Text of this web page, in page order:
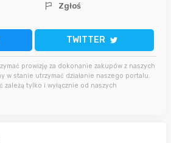
Zgłoś
TWITTER
prowizję za dokonanie zakupów z naszych
w stanie utrzymać działanie naszego portalu.
zależą tylko i wyłącznie od naszych